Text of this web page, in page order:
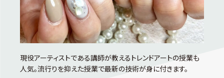
現役アーティストである講師が教えるトレンドアートの授業も
人気。流行りを抑えた授業で最新の技術が身に付きます。